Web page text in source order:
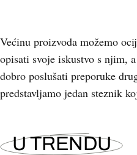
Većinu proizvoda možemo
opisati svoje iskustvo s njim,
dobro poslušati preporuke
predstavljamo jedan steznik
U TRENDU